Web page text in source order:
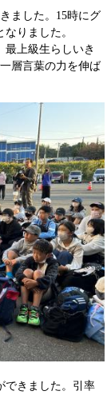
ました。15時にグ
りました。
上級生らしいき
層言葉の力を伸ば
できました。引率